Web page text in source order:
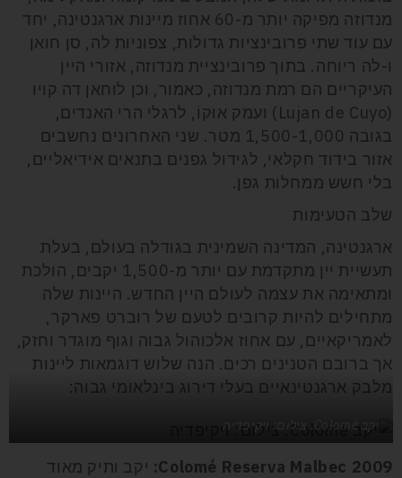
מנדוזה מפיקה יותר מ-60 אחוז מיינות ארגנטינה, יחד
עם עוד שתי פרובינציות גדולות, צפוניות לה, סן חואן
ו-לה ריוחה. בתוך פרובינציית מנדוזה, אזורי היין
העיקריים הם רמת מנדוזה, כאמור, וכן לוחאן דה קויו
(Lujan de Cuyo) ועמק אוּקוֹ, לרגלי הרי האנדים,
בגובה 1,500-1,000 מטר. שני האחרונים נחשבים
אזור בידוד חקלאי, לגידול גפנים בתנאים אידיאליים,
בלי חשש ממחלות גפן.
שלב הטעימות
ארגנטינה, המדינה השמינית בגודלה בעולם, בעלת
תעשיית יין מתקדמת עם יותר מ-1,500 יקבים, הולכת
ומתאימה את עצמה לעולם היין החדש. היינות שלה
מתחילים להיות קרובים לטעם של רוברט פארקר,
לאמריקאיים, עם אחוז אלכוהול גבוה וגוף מוגדר וחזק,
אך ברובם הטנינים רכים. הנה שלוש דוגמאות ליינות
מלבק ארגנטינאיים בעלי דירוג בינלאומי גבוה:
יקב Colomé. צילום: ויקיפדיה
Colomé Reserva Malbec 2009
: יקב ותיק מאוד